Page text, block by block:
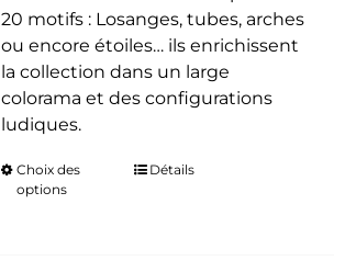
20 motifs : Losanges, tubes, arches
ou encore étoiles… ils enrichissent
la collection dans un large
colorama et des configurations
ludiques.
Choix des
options
CeDétails